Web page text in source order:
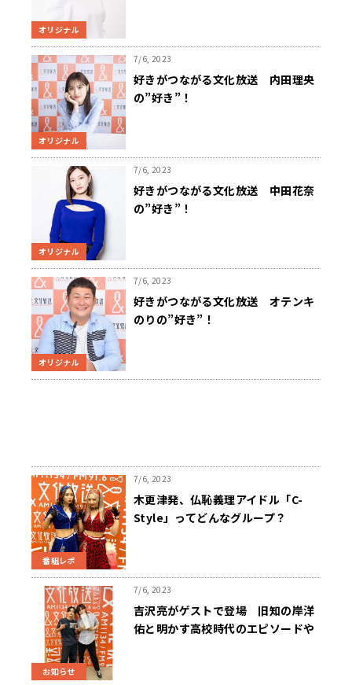
オリジナル
オリジナル
7/6, 2023
好きがつながる文化放送 内田理央
の”好き”！
オリジナル
7/6, 2023
好きがつながる文化放送 中田花奈
の”好き”！
オリジナル
7/6, 2023
好きがつながる文化放送 オテンキ
のりの”好き”！
番組レポ
7/6, 2023
木更津発、仏恥義理アイドル「C-
Style」ってどんなグループ？
お知らせ
7/6, 2023
吉沢亮がゲストで登場 旧知の岸洋
佑と明かす高校時代のエピソードや